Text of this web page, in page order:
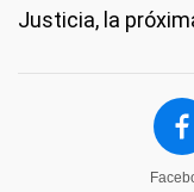
Justicia, la